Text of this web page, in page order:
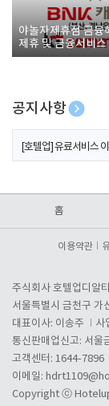
야놀자제휴점 금융
제휴 및 금융서비
공지사항
[호텔업] 개인정보 처리
[호텔업] 유료서비스
홈
이용약관
주식회사 호텔업디알티
서울특별시 금천구 가
대표이사: 이송주
사
통신판매업신고: 서울
고객센터: 1644-7896
이메일:
Copyright ⓒ